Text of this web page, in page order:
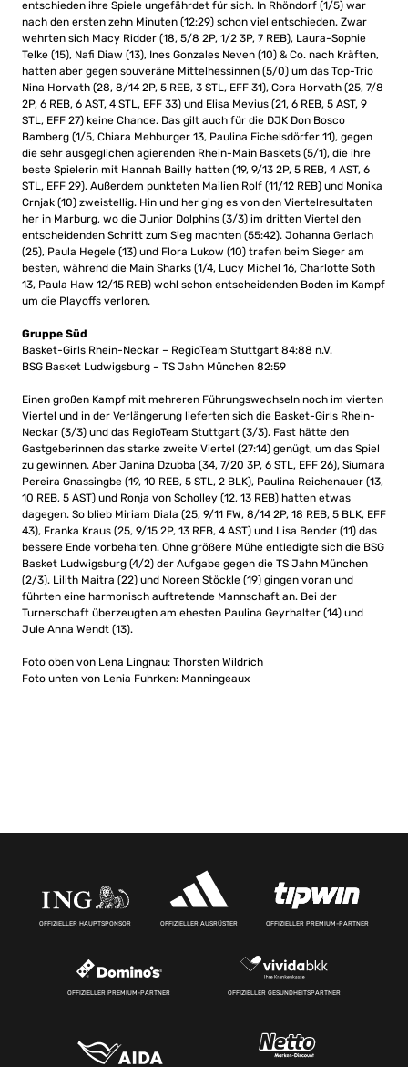
entschieden ihre Spiele ungefährdet für sich. In Rhöndorf (1/5) war
nach den ersten zehn Minuten (12:29) schon viel entschieden. Zwar
wehrten sich Macy Ridder (18, 5/8 2P, 1/2 3P, 7 REB), Laura-Sophie
Telke (15), Nafi Diaw (13), Ines Gonzales Neven (10) & Co. nach Kräften,
hatten aber gegen souveräne Mittelhessinnen (5/0) um das Top-Trio
Nina Horvath (28, 8/14 2P, 5 REB, 3 STL, EFF 31), Cora Horvath (25, 7/8
2P, 6 REB, 6 AST, 4 STL, EFF 33) und Elisa Mevius (21, 6 REB, 5 AST, 9
STL, EFF 27) keine Chance. Das gilt auch für die DJK Don Bosco
Bamberg (1/5, Chiara Mehburger 13, Paulina Eichelsdörfer 11), gegen
die sehr ausgeglichen agierenden Rhein-Main Baskets (5/1), die ihre
beste Spielerin mit Hannah Bailly hatten (19, 9/13 2P, 5 REB, 4 AST, 6
STL, EFF 29). Außerdem punkteten Mailien Rolf (11/12 REB) und Monika
Crnjak (10) zweistellig. Hin und her ging es von den Viertelresultaten
her in Marburg, wo die Junior Dolphins (3/3) im dritten Viertel den
entscheidenden Schritt zum Sieg machten (55:42). Johanna Gerlach
(25), Paula Hegele (13) und Flora Lukow (10) trafen beim Sieger am
besten, während die Main Sharks (1/4, Lucy Michel 16, Charlotte Soth
13, Paula Haw 12/15 REB) wohl schon entscheidenden Boden im Kampf
um die Playoffs verloren.
Gruppe Süd
Basket-Girls Rhein-Neckar – RegioTeam Stuttgart 84:88 n.V.
BSG Basket Ludwigsburg – TS Jahn München 82:59
Einen großen Kampf mit mehreren Führungswechseln noch im vierten
Viertel und in der Verlängerung lieferten sich die Basket-Girls Rhein-
Neckar (3/3) und das RegioTeam Stuttgart (3/3). Fast hätte den
Gastgeberinnen das starke zweite Viertel (27:14) genügt, um das Spiel
zu gewinnen. Aber Janina Dzubba (34, 7/20 3P, 6 STL, EFF 26), Siumara
Pereira Gnassingbe (19, 10 REB, 5 STL, 2 BLK), Paulina Reichenauer (13,
10 REB, 5 AST) und Ronja von Scholley (12, 13 REB) hatten etwas
dagegen. So blieb Miriam Diala (25, 9/11 FW, 8/14 2P, 18 REB, 5 BLK, EFF
43), Franka Kraus (25, 9/15 2P, 13 REB, 4 AST) und Lisa Bender (11) das
bessere Ende vorbehalten. Ohne größere Mühe entledigte sich die BSG
Basket Ludwigsburg (4/2) der Aufgabe gegen die TS Jahn München
(2/3). Lilith Maitra (22) und Noreen Stöckle (19) gingen voran und
führten eine harmonisch auftretende Mannschaft an. Bei der
Turnerschaft überzeugten am ehesten Paulina Geyrhalter (14) und
Jule Anna Wendt (13).
Foto oben von Lena Lingnau: Thorsten Wildrich
Foto unten von Lenia Fuhrken: Manningeaux
OFFIZIELLER HAUPTSPONSOR OFFIZIELLER AUSRÜSTER OFFIZIELLER PREMIUM-PARTNER
OFFIZIELLER PREMIUM-PARTNER OFFIZIELLER GESUNDHEITSPARTNER